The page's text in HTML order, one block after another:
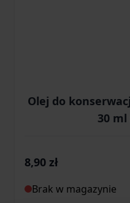
Olej do
30 ml
8,90 zł
Brak w magazynie